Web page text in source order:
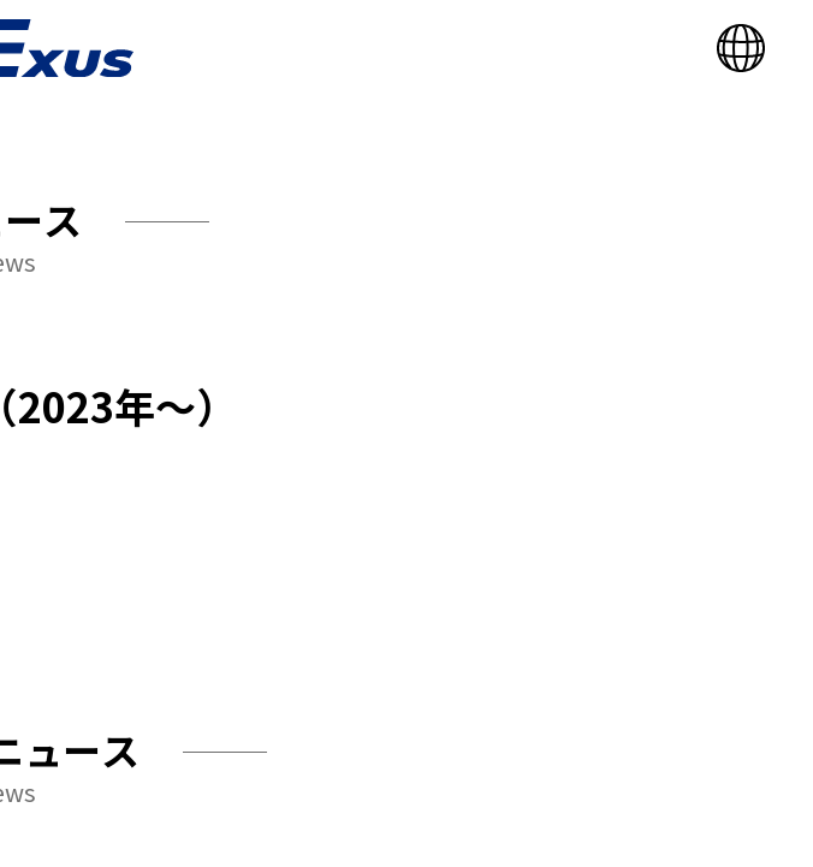
ス
年〜）
ュース